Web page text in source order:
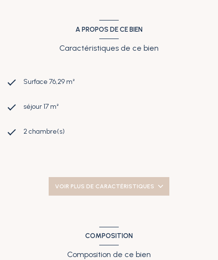
A PROPOS DE CE BIEN
Caractéristiques de ce bien
Surface 76,29 m²
séjour 17 m²
2 chambre(s)
exposition Nord-Ouest
VOIR PLUS DE CARACTÉRISTIQUES
COMPOSITION
Composition de ce bien